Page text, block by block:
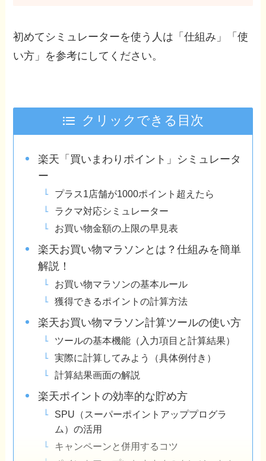
初めてシミュレーターを使う人は「仕組み」「使
い方」を参考にしてください。
クリックできる目次
楽天「買いまわりポイント」シミュレータ
ー
プラス1店舗が1000ポイント超えたら
ラクマ対応シミュレーター
お買い物金額の上限の早見表
楽天お買い物マラソンとは？仕組みを簡単
解説！
お買い物マラソンの基本ルール
獲得できるポイントの計算方法
楽天お買い物マラソン計算ツールの使い方
ツールの基本機能（入力項目と計算結果）
実際に計算してみよう（具体例付き）
計算結果画面の解説
楽天ポイントの効率的な貯め方
SPU（スーパーポイントアッププログラ
ム）の活用
キャンペーンと併用するコツ